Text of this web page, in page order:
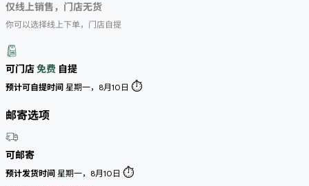
仅线上销售，门店无货
你可以选择线上下单，门店自提
可门店免费 自提
预计可自提时间 星期一，8月10日 ⏱️
邮寄选项
可邮寄
预计发货时间 星期一，8月10日 ⏱️